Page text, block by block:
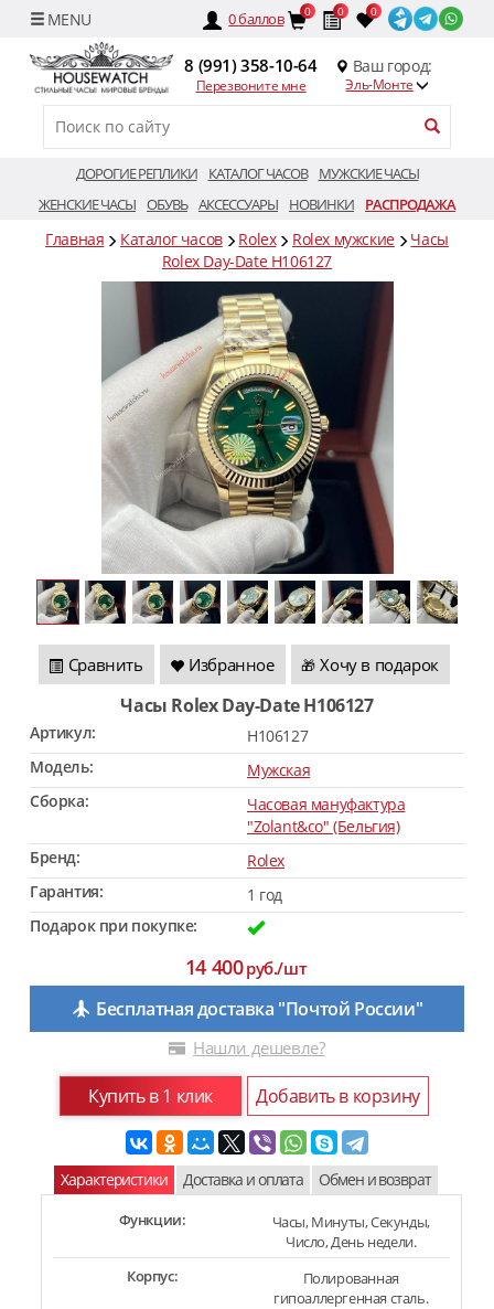
0баллов 0 0 0
8 (991) 358-10-64
Перезвоните мне
Ваш город:
Эль-Монте
ДОРОГИЕ РЕПЛИКИ КАТАЛОГ ЧАСОВ
МУЖСКИЕ ЧАСЫ
ЖЕНСКИЕ ЧАСЫ ОБУВЬ АКСЕССУАРЫ НОВИНКИ РАСПРОДАЖА
Главная Каталог часов Rolex Rolex мужские
Часы
Rolex Day-Date H106127
Сравнить Избранное 🎁 Хочу в подарок
Часы Rolex Day-Date H106127
Артикул:
H106127
Модель:
Мужская
Сборка:
Часовая мануфактура
"Zolant&co" (Бельгия)
Бренд:
Rolex
Гарантия:
1 год
Подарок при покупке:
14 400руб./шт
Бесплатная доставка "Почтой России"
Нашли дешевле?
Купить в 1 клик Добавить в корзину
Характеристики Доставка и оплата Обмен и возврат
Функции:
Часы, Минуты, Секунды,
Число, День недели.
Корпус:
Полированная
гипоаллергенная сталь.